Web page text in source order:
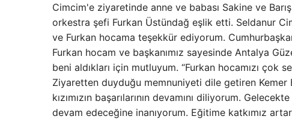
Cimcim'e ziyaretinde anne ve babası Sakine ve
orkestra şefi Furkan Üstündağ eşlik etti. Seldanur
ve Furkan hocama teşekkür ediyorum.
Furkan hocam ve başkanımız sayesinde Antalya
beni aldıkları için mutluyum. “Furkan hocamızı çok
Ziyaretten duyduğu memnuniyeti dile getiren Kemer
kızımızın başarılarının devamını diliyorum.
devam edeceğine inanıyorum. Eğitime katkımız